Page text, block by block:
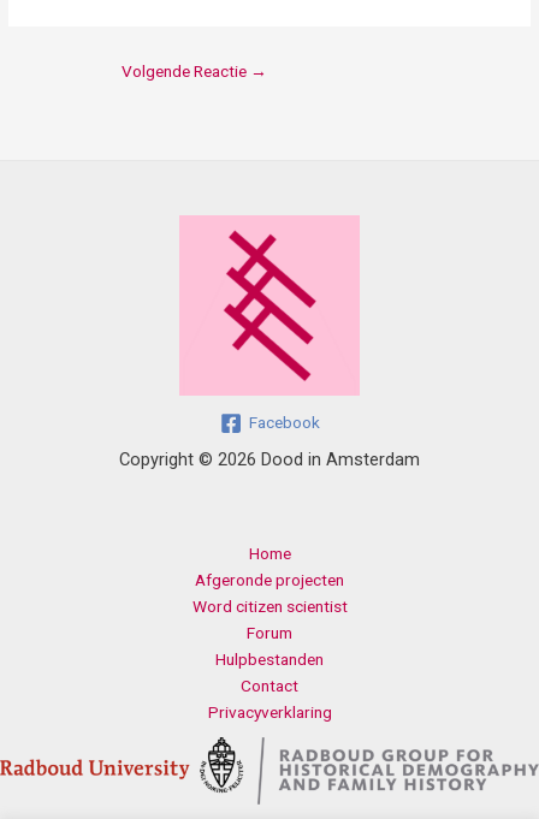
Volgende Reactie →
Facebook
Copyright © 2026 Dood in Amsterdam
Home
Afgeronde projecten
Word citizen scientist
Forum
Hulpbestanden
Contact
Privacyverklaring